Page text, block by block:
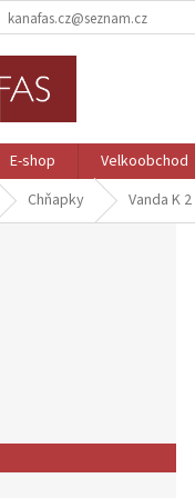
kanafas.cz@seznam.cz
E-shop Velkoobchod
Chňapky Vanda K 2